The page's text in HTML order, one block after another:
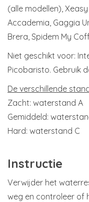
(alle modellen), Xeasy
Accademia, Gaggia
Brera, Spidem My
Niet geschikt voor:
Picobaristo. Gebruik
De verschillende
Zacht: waterstand A
Gemiddeld:
Hard: waterstand C
Instructie
Verwijder het
weg en controleer of